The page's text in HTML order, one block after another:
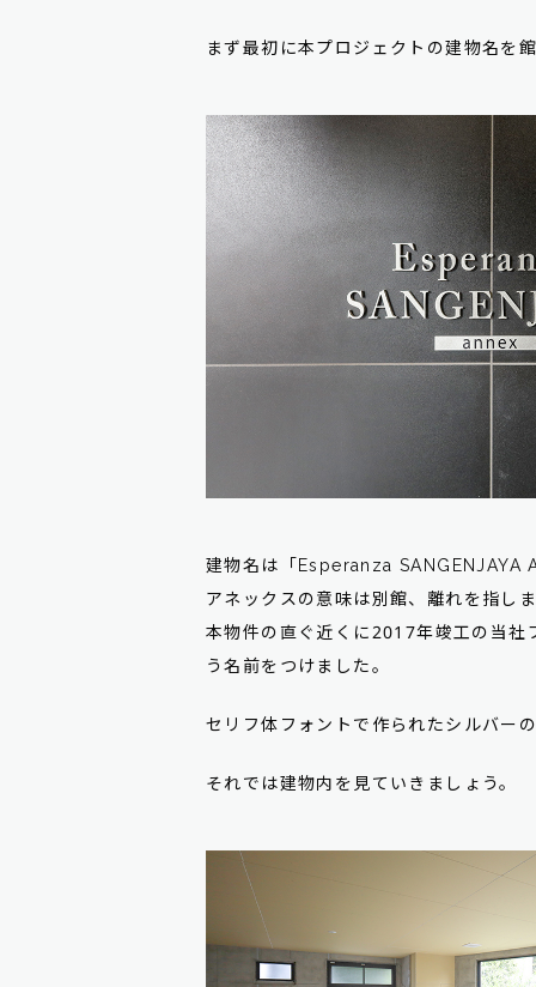
まず最初に本プロジェクトの建物名を
建物名は「Esperanza SANGENJAYA
アネックスの意味は別館、離れを指し
本物件の直ぐ近くに2017年竣工の当社
う名前をつけました。
セリフ体フォントで作られたシルバー
それでは建物内を見ていきましょう。